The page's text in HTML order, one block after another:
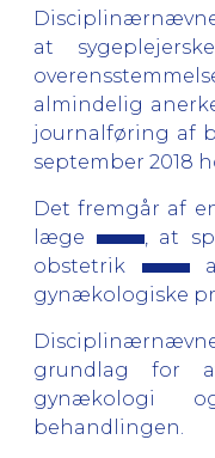
at
almindelig
journalføring af
september 2018
Det fremgår af
læge
, at
obstetrik
gynækologiske
grundlag for
gynækologi
behandlingen.